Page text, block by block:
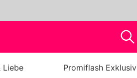
Liebe Promiflash Exklusiv